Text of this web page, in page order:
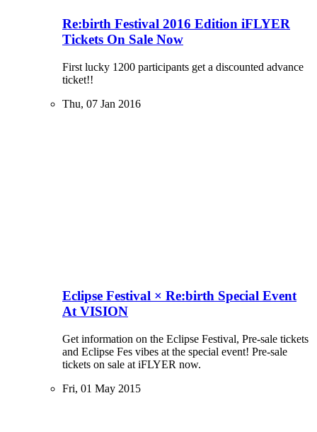
Re:birth Festival 2016 Edition iFLYER
Tickets On Sale Now
First lucky 1200 participants get a discounted advance
ticket!!
Thu, 07 Jan 2016
Eclipse Festival × Re:birth Special Event
At VISION
Get information on the Eclipse Festival, Pre-sale tickets
and Eclipse Fes vibes at the special event! Pre-sale
tickets on sale at iFLYER now.
Fri, 01 May 2015